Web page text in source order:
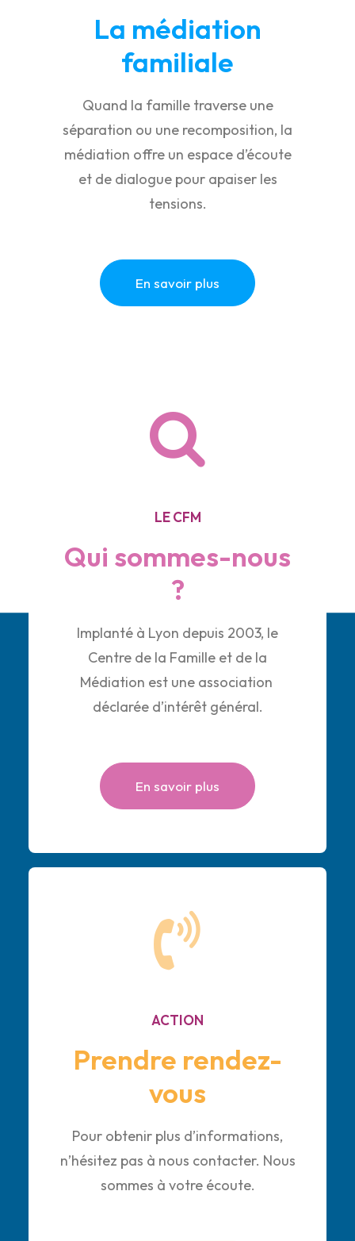
La médiation
familiale
Quand la famille traverse une
séparation ou une recomposition, la
médiation offre un espace d’écoute
et de dialogue pour apaiser les
tensions.
En savoir plus
LE CFM
Qui sommes-nous
?
Implanté à Lyon depuis 2003, le
Centre de la Famille et de la
Médiation est une association
déclarée d’intérêt général.
En savoir plus
ACTION
Prendre rendez-
vous
Pour obtenir plus d’informations,
n’hésitez pas à nous contacter. Nous
sommes à votre écoute.